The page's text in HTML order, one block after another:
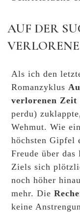
AUF DER
Als ich den
Romanzyklus
verlorenen Zeit
perdu)
Wehmut. Wie
höchsten Gipfel
Freude über das
Ziels sich
noch höher
mehr. Die
keine